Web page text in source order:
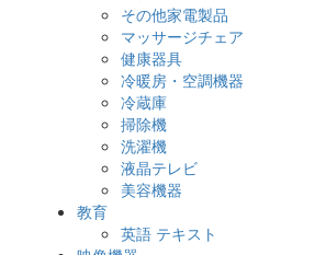
その他家電製品
マッサージチェア
健康器具
冷暖房・空調機器
冷蔵庫
掃除機
洗濯機
液晶テレビ
美容機器
教育
英語 テキスト